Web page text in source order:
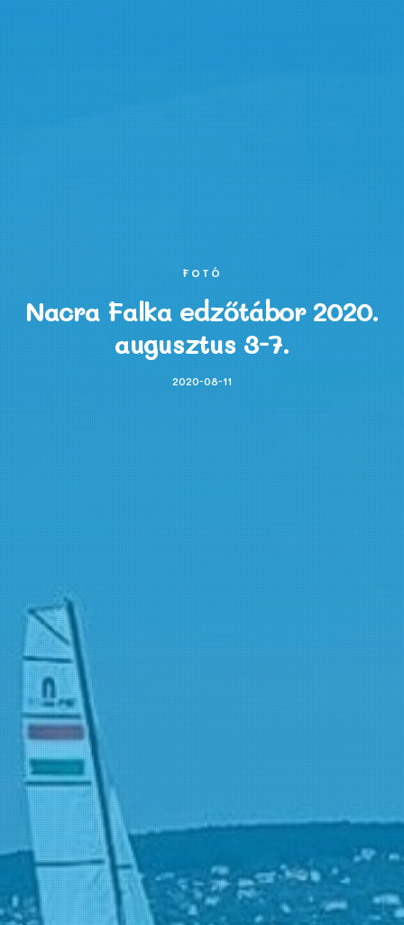
FOTÓ
Nacra Falka edzőtábor 2020.
augusztus 3-7.
2020-08-11